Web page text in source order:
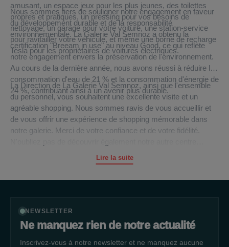
amusant, un espace jeux pour les plus jeunes, des toilettes
propres et pratiques, un pressing pour vos besoins de
nettoyage, un garage pour votre voiture, une station-service
pour ravitailler votre véhicule, et même une borne de recharge
Tesla pour les propriétaires de voitures électriques.
Nous sommes fiers de souligner notre engagement en faveur
du développement durable et de la responsabilité
environnementale. La Galerie Val Semnoz a obtenu la
certification "Breeam in use" au niveau Good, ce qui reflète
notre engagement envers la préservation de l'environnement.
Au cours de la dernière année, nous avons réussi à réduire la
consommation d'eau de 21 % et la consommation d'énergie de
24 %, contribuant ainsi à un avenir plus durable.
La Direction de La Galerie Val Semnoz, ainsi que l'ensemble
du personnel, vous souhaitent une excellente visite et un
agréable shopping. Nous sommes ravis de vous accueillir et
de vous offrir une expérience de shopping mémorable dans
notre galerie. Merci de votre confiance et de votre fidélité.
commercial, La Galerie Annemasse, en Haute-Savoie, pour
une expérience shopping tout aussi exceptionnelle. Nous
Lire la suite
NEWSLETTER
Ne manquez rien de notre actualité
Inscrivez-vous à notre newsletter et ne manquez aucune